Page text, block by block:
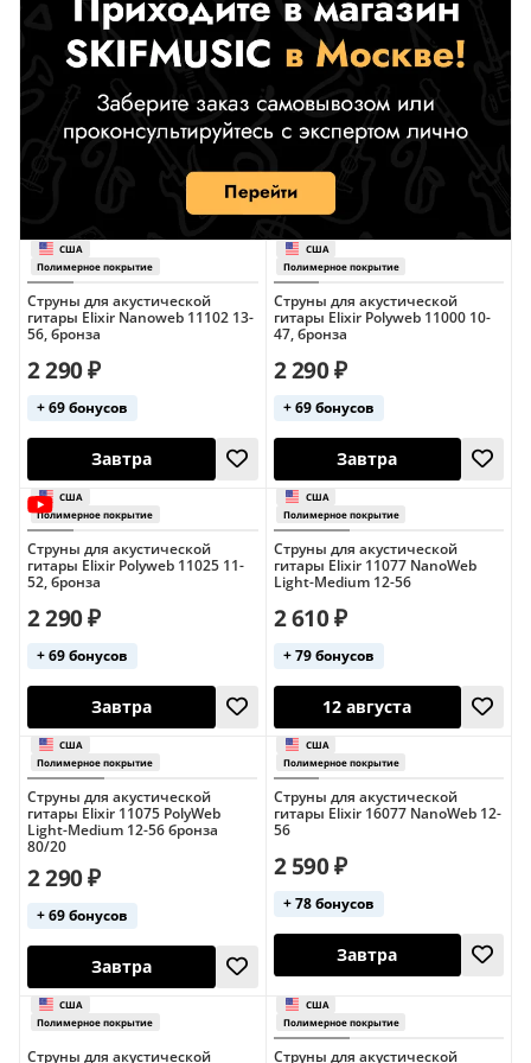
Полимерное покрытие
Полимерное
Струны для акустической
гитары Elixir Nanoweb 11102 13-
56, бронза
2 290 ₽
+ 69 бонусов
Завтра
Струны для акустической
гитары Elixir Polyweb 11000 10-
47, бронза
2 290 ₽
+ 69 бонусов
Завтра
Струны для акустической
гитары Elixir Polyweb 11025 11-
52, бронза
2 290 ₽
+ 69 бонусов
Завтра
Струны для акустической
гитары Elixir 11077 NanoWeb
Light-Medium 12-56
2 610 ₽
+ 79 бонусов
12 августа
Струны для акустической
гитары Elixir 11075 PolyWeb
Light-Medium 12-56 бронза
80/20
2 290 ₽
+ 69 бонусов
Струны для акустической
гитары Elixir 16077 NanoWeb 12-
56
2 590 ₽
+ 78 бонусов
Струны для акустической
Струны для акустической